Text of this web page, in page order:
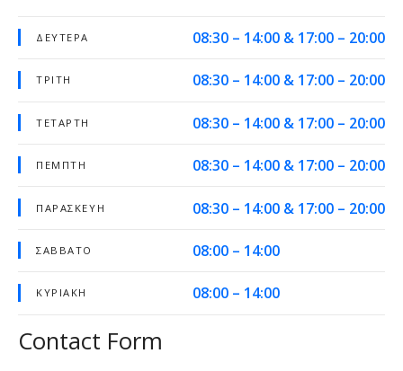
ΔΕΥΤΈΡΑ 08:30 – 14:00 & 17:00 – 20:00
ΤΡΊΤΗ 08:30 – 14:00 & 17:00 – 20:00
ΤΕΤΆΡΤΗ 08:30 – 14:00 & 17:00 – 20:00
ΠΈΜΠΤΗ 08:30 – 14:00 & 17:00 – 20:00
ΠΑΡΑΣΚΕΥΉ 08:30 – 14:00 & 17:00 – 20:00
ΣΆΒΒΑΤΟ 08:00 – 14:00
ΚΥΡΙΑΚΉ 08:00 – 14:00
Contact Form